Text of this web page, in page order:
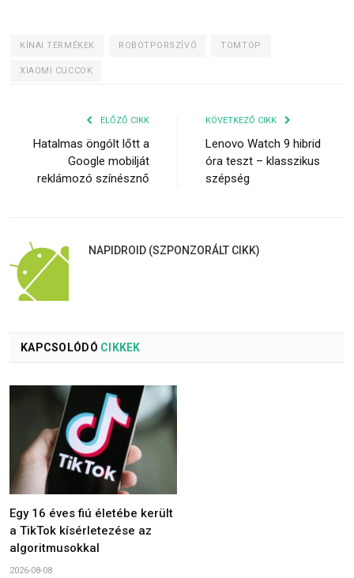
KÍNAI TERMÉKEK ROBOTPORSZÍVÓ TOMTOP
XIAOMI CUCCOK
ELŐZŐ CIKK
Hatalmas öngólt lőtt a
Google mobilját
reklámozó színésznő
KÖVETKEZŐ CIKK
Lenovo Watch 9 hibrid
óra teszt – klasszikus
szépség
NAPIDROID (SZPONZORÁLT CIKK)
KAPCSOLÓDÓ CIKKEK
Egy 16 éves fiú életébe került
a TikTok kísérletezése az
algoritmusokkal
2026-08-08